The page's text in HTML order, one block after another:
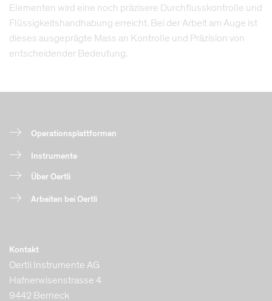
Elementen wird eine noch präzisere Durchflusskontrolle und
Flüssigkeitshandhabung erreicht. Bei der Arbeit am Auge ist
dieses ausgeprägte Mass an Kontrolle und Präzision von
entscheidender Bedeutung.
Operationsplattformen
Instrumente
Über Oertli
Arbeiten bei Oertli
Kontakt
Oertli Instrumente AG
Hafnerwisenstrasse 4
9442 Berneck